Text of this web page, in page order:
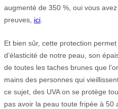
augmenté de 350 %, oui vous
preuves, ici
Et bien sûr, cette protection
d’élasticité de notre peau, son
de toutes les taches brunes que
mains des personnes qui
ce sujet, des UVA on se protège
pas avoir la peau toute fripée à 50